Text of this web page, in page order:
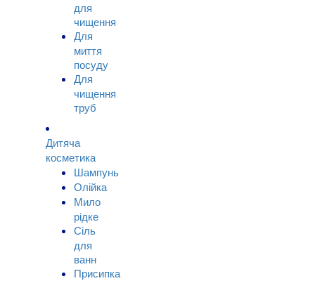
для
чищення
Для
миття
посуду
Для
чищення
труб
Дитяча
косметика
Шампунь
Олійка
Мило
рідке
Сіль
для
ванн
Присипка